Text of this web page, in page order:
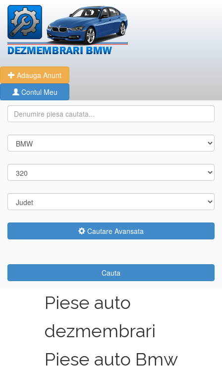
Adauga Anunt
Contul Meu
Cautare Avansata
Cauta
Piese auto
dezmembrari
Piese auto Bmw